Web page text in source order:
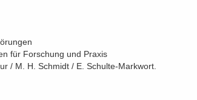
für Forschung und Praxis
/ M. H. Schmidt / E. Schulte-Markwort.